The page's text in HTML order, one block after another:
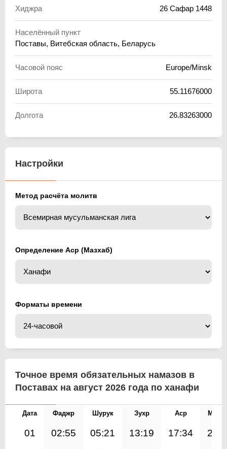
Хиджра 26 Сафар 1448
Населённый пункт
Поставы, Витебская область, Беларусь
Часовой пояс Europe/Minsk
Широта 55.11676000
Долгота 26.83263000
Настройки
Метод расчёта молитв
Определение Аср (Мазхаб)
Форматы времени
Точное время обязательных намазов в
Поставах на август 2026 года по ханафи
Дата Фаджр Шурук Зухр Аср
01 02:55 05:21 13:19 17:34